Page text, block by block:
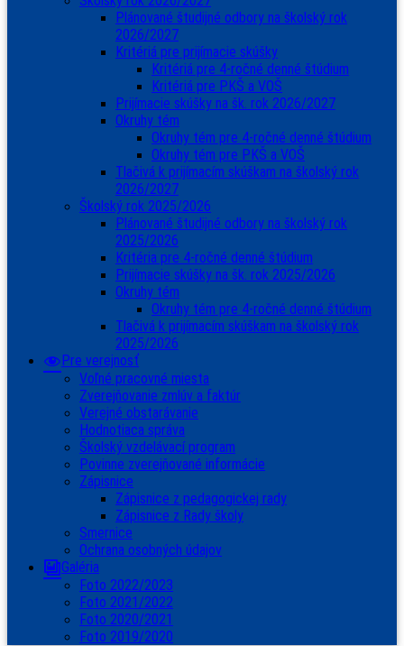
Plánované študijné odbory na školský rok
2026/2027
Kritériá pre prijímacie skúšky
Kritériá pre 4-ročné denné štúdium
Kritériá pre PKŠ a VOŠ
Prijímacie skúšky na šk. rok 2026/2027
Okruhy tém
Okruhy tém pre 4-ročné denné štúdium
Okruhy tém pre PKŠ a VOŠ
Tlačivá k prijímacím skúškam na školský rok
2026/2027
Školský rok 2025/2026
Plánované študijné odbory na školský rok
2025/2026
Kritéria pre 4-ročné denné štúdium
Prijímacie skúšky na šk. rok 2025/2026
Okruhy tém
Okruhy tém pre 4-ročné denné štúdium
Tlačivá k prijímacím skúškam na školský rok
2025/2026
Pre verejnosť
Voľné pracovné miesta
Zverejňovanie zmlúv a faktúr
Verejné obstarávanie
Hodnotiaca správa
Školský vzdelávací program
Povinne zverejňované informácie
Zápisnice
Zápisnice z pedagogickej rady
Zápisnice z Rady školy
Smernice
Ochrana osobných údajov
Galéria
Foto 2022/2023
Foto 2021/2022
Foto 2020/2021
Foto 2019/2020